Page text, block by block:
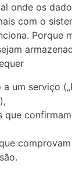
onde os
com o
Porque
a um serviço
que